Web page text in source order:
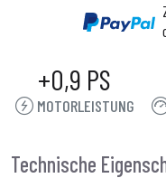
+0,9 PS
MOTORLEISTUNG
Technische